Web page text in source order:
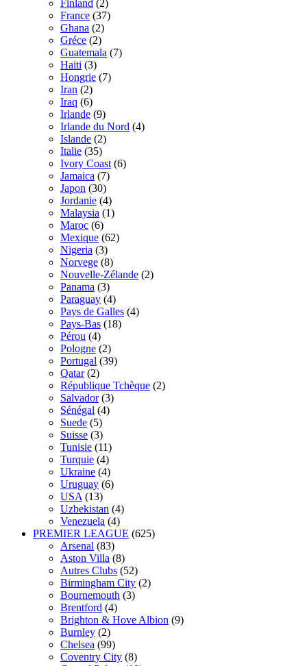
Finland (2)
France (37)
Ghana (2)
Gréce (2)
Guatemala (7)
Haiti (3)
Hongrie (7)
Iran (2)
Iraq (6)
Irlande (9)
Irlande du Nord (4)
Islande (2)
Italie (35)
Ivory Coast (6)
Jamaica (7)
Japon (30)
Jordanie (4)
Malaysia (1)
Maroc (6)
Mexique (62)
Nigeria (3)
Norvege (8)
Nouvelle-Zélande (2)
Panama (3)
Paraguay (4)
Pays de Galles (4)
Pays-Bas (18)
Pérou (4)
Pologne (2)
Portugal (39)
Qatar (2)
République Tchèque (2)
Salvador (3)
Sénégal (4)
Suede (5)
Suisse (3)
Tunisie (11)
Turquie (4)
Ukraine (4)
Uruguay (6)
USA (13)
Uzbekistan (4)
Venezuela (4)
PREMIER LEAGUE (625)
Arsenal (83)
Aston Villa (8)
Autres Clubs (52)
Birmingham City (2)
Bournemouth (3)
Brentford (4)
Brighton & Hove Albion (9)
Burnley (2)
Chelsea (99)
Coventry City (8)